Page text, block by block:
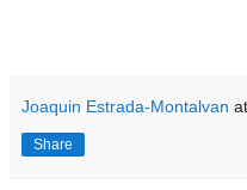
Joaquin Estrada-Montalvan at
Share